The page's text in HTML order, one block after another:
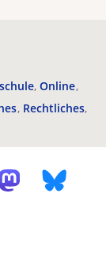
Online
Rechtliches